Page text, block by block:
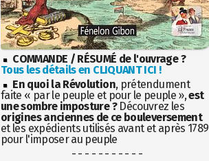
COMMANDE / RÉSUMÉ de l'ouvrage ?
Tous les détails en CLIQUANT ICI !
En quoi la Révolution, prétendument
faite « par le peuple et pour le peuple »,est
une sombre imposture ?Découvrez les
origines anciennes de ce bouleversement
et les expédients utilisés avant et après 1789
pour l'imposer au peuple
- - - - - - - - - - -